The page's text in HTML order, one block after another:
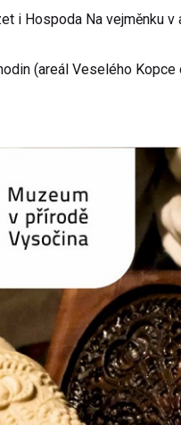
i Hospoda Na vejměnku
(areál Veselého